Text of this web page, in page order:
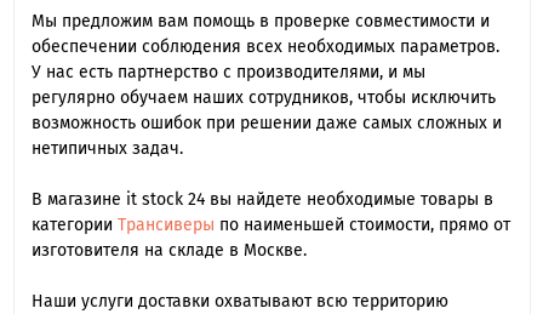
Мы предложим вам помощь в проверке совместимости и
обеспечении соблюдения всех необходимых параметров.
У нас есть партнерство с производителями, и мы
регулярно обучаем наших сотрудников, чтобы исключить
возможность ошибок при решении даже самых сложных и
нетипичных задач.
В магазине it stock 24 вы найдете необходимые товары в
категории Трансиверы по наименьшей стоимости, прямо от
изготовителя на складе в Москве.
Наши услуги доставки охватывают всю территорию